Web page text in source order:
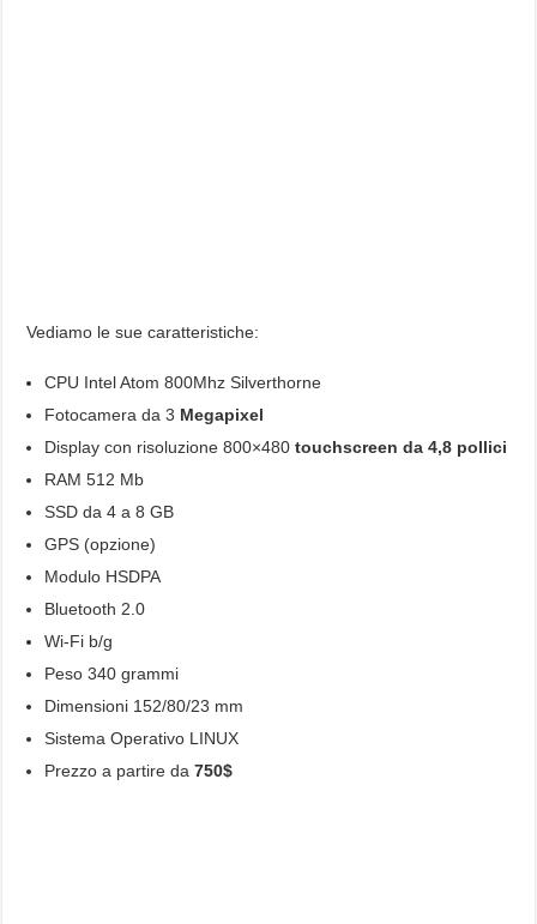
Vediamo le sue caratteristiche:
CPU Intel Atom 800Mhz Silverthorne
Fotocamera da 3 Megapixel
Display con risoluzione 800×480touchscreen da 4,8 pollici
RAM 512 Mb
SSD da 4 a 8 GB
GPS (opzione)
Modulo HSDPA
Bluetooth 2.0
Wi-Fi b/g
Peso 340 grammi
Dimensioni 152/80/23 mm
Sistema Operativo LINUX
Prezzo a partire da750$